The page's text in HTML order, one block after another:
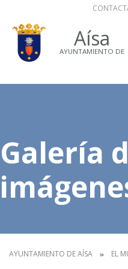
Aísa
AYUNTAMIENTO DE
Galería
AYUNTAMIENTO DE AÍSA EL